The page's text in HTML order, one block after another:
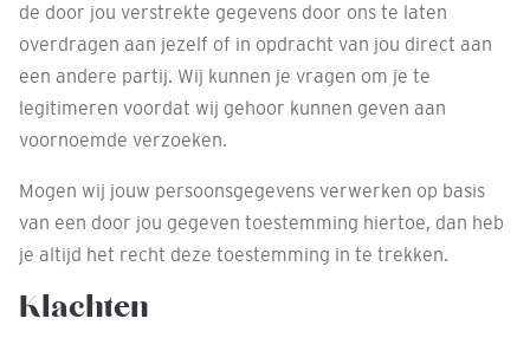
de door jou verstrekte gegevens door ons te laten
overdragen aan jezelf of in opdracht van jou direct aan
een andere partij. Wij kunnen je vragen om je te
legitimeren voordat wij gehoor kunnen geven aan
voornoemde verzoeken.
Mogen wij jouw persoonsgegevens verwerken op basis
van een door jou gegeven toestemming hiertoe, dan heb
je altijd het recht deze toestemming in te trekken.
Klachten